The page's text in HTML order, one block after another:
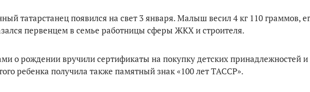
татарстанец появился на свет 3 января. Малыш весил 4 кг 110 граммов,
первенцем в семье работницы сферы ЖКХ и строителя.
о рождении вручили сертификаты на покупку детских принадлежностей
ребенка получила также памятный знак «100 лет ТАССР».